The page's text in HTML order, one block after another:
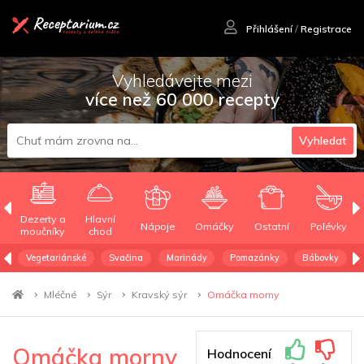
Přihlášení/ Registrace
Vyhledávejte mezi
více než 60 000 recepty
Vyhledat
Dezerty a
moučníky
Hlavní
chod
Nápoje Omáčky Ostatní Polévky
Vegetariánské Svačina Marinády Pomazánky Bábovky
Mléčné Sýr Kravský sýr Omáčka morny
Omáčka morny Hodnocení